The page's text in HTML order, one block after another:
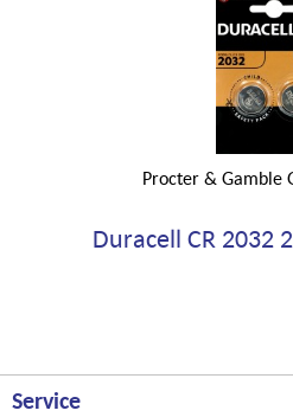
Procter & Gamble
Duracell CR 2032
Service